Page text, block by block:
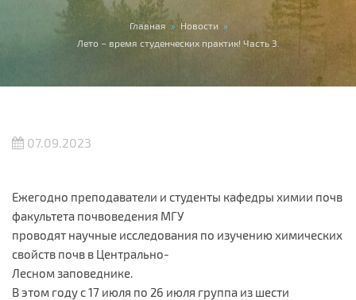
Вы здесь Главная » Новости »
Лето – время студенческих практик! Часть 3.
07.09.2023
Ежегодно преподаватели и студенты кафедры химии почв
факультета почвоведения МГУ
проводят научные исследования по изучению химических
свойств почв в Центрально-
Лесном заповеднике.
В этом году с 17 июля по 26 июля группа из шести